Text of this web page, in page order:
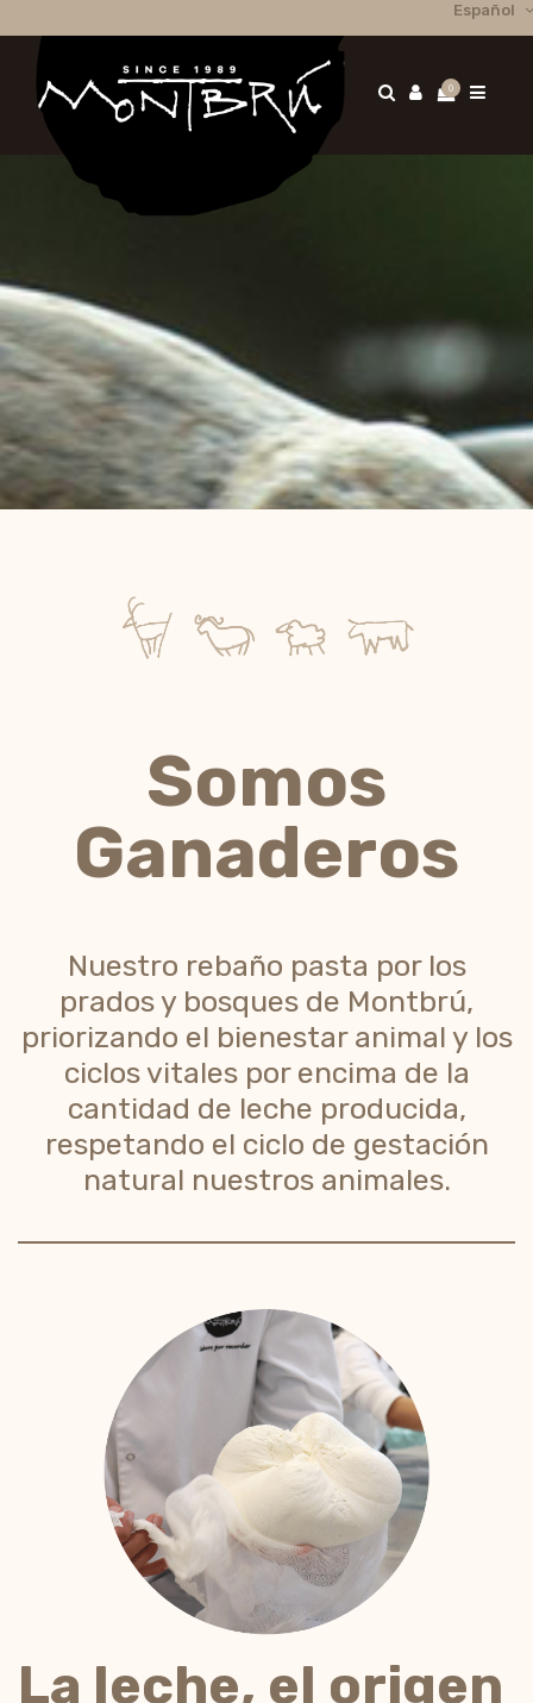
Español
0
Somos
Ganaderos
Nuestro rebaño pasta por los
prados y bosques de Montbrú,
priorizando el bienestar animal y los
ciclos vitales por encima de la
cantidad de leche producida,
respetando el ciclo de gestación
natural nuestros animales.
La leche, el origen